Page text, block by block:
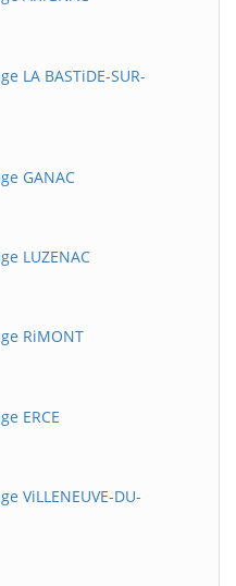
LA BASTiDE-SUR-
GANAC
LUZENAC
RiMONT
ERCE
ViLLENEUVE-DU-